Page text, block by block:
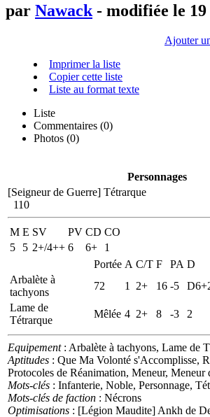
par Nawack - modifiée le
Ajouter
Imprimer la liste
Copier cette liste
Liste au format texte
Liste
Commentaires (0)
Photos (0)
Personnages
[Seigneur de Guerre] Tétrarque
110
M E SV PV CD CO
5
5 2+/4++ 6 6+
1
Portée A C/T F PA D
Arbalète à
tachyons
72 1 2+ 16 -5
Lame de
Tétrarque
Mêlée 4 2+ 8 -3 2
Equipement: Arbalète à tachyons, Lame de
Aptitudes : Que Ma Volonté s'Accomplisse,
Protocoles de Réanimation, Meneur, Meneur
Mots-clés : Infanterie, Noble, Personnage,
Mots-clés de faction : Nécrons
Optimisations : [Légion Maudite] Ankh de